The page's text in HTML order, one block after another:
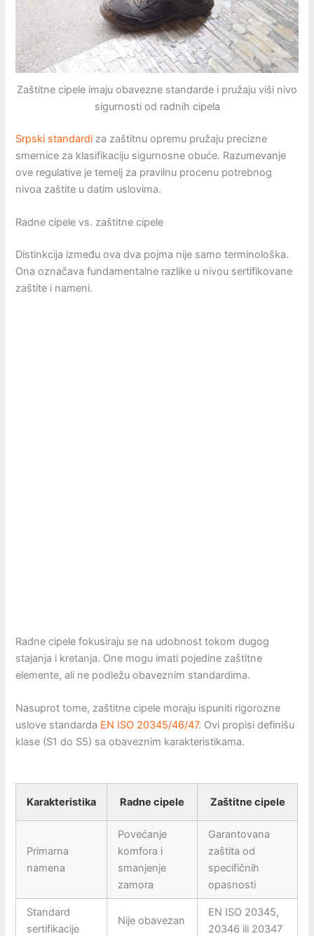
Zaštitne cipele imaju obavezne standarde i pružaju viši nivo
sigurnosti od radnih cipela
Srpski standardi za zaštitnu opremu pružaju precizne
smernice za klasifikaciju sigurnosne obuće. Razumevanje
ove regulative je temelj za pravilnu procenu potrebnog
nivoa zaštite u datim uslovima.
Radne cipele vs. zaštitne cipele
Distinkcija između ova dva pojma nije samo terminološka.
Ona označava fundamentalne razlike u nivou sertifikovane
zaštite i nameni.
Radne cipele fokusiraju se na udobnost tokom dugog
stajanja i kretanja. One mogu imati pojedine zaštitne
elemente, ali ne podležu obaveznim standardima.
Nasuprot tome, zaštitne cipele moraju ispuniti rigorozne
uslove standarda EN ISO 20345/46/47. Ovi propisi definišu
klase (S1 do S5) sa obaveznim karakteristikama.
Karakteristika Radne cipele Zaštitne cipele
Primarna
namena
Povećanje
komfora i
smanjenje
zamora
Garantovana
zaštita od
specifičnih
opasnosti
Standard
sertifikacije
Nije obavezan
EN ISO 20345,
20346 ili 20347